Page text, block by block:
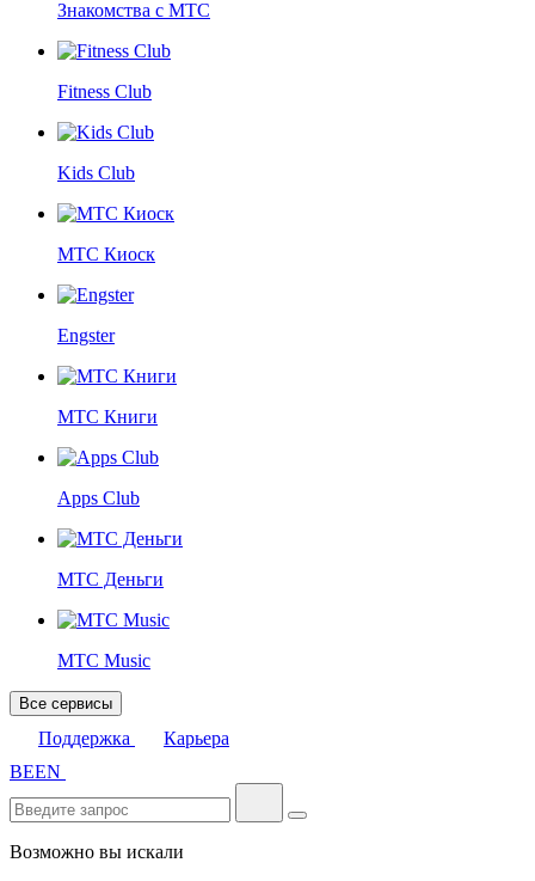
Знакомства с МТС
Fitness Club
Kids Club
МТС Киоск
Engster
МТС Книги
Apps Club
МТС Деньги
МТС Music
Все сервисы
Поддержка
Карьера
BEEN
Возможно вы искали